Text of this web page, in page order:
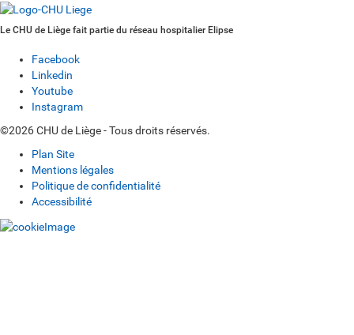
Le CHU de Liège fait partie du réseau hospitalier Elipse
Facebook
Linkedin
Youtube
Instagram
©2026 CHU de Liège - Tous droits réservés.
Plan Site
Mentions légales
Politique de confidentialité
Accessibilité